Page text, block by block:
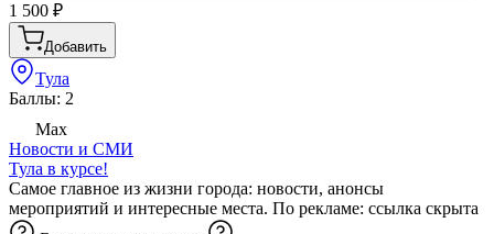
1 500 ₽
Добавить
Тула
Баллы: 2
Max
Новости и СМИ
Тула в курсе!
Самое главное из жизни города: новости, анонсы
мероприятий и интересные места. По рекламе: ссылка скрыта